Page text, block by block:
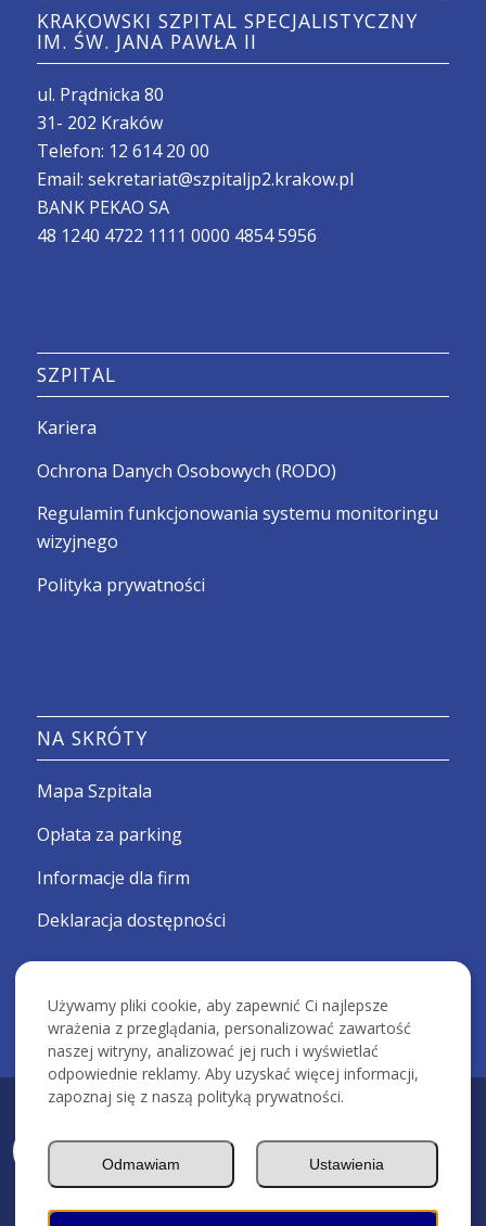
KRAKOWSKI SZPITAL SPECJALISTYCZNY
IM. ŚW. JANA PAWŁA II
ul. Prądnicka 80
31- 202 Kraków
Telefon: 12 614 20 00
Email: sekretariat@szpitaljp2.krakow.pl
BANK PEKAO SA
48 1240 4722 1111 0000 4854 5956
SZPITAL
Kariera
Ochrona Danych Osobowych (RODO)
Regulamin funkcjonowania systemu monitoringu
wizyjnego
Polityka prywatności
NA SKRÓTY
Mapa Szpitala
Opłata za parking
Informacje dla firm
Deklaracja dostępności
KRAKOWSKI SZPITAL SPECJALISTYCZNY IM. ŚW. JANA PAWŁA II -
Devcomm ICT
Używamy pliki cookie, aby zapewnić Ci najlepsze
wrażenia z przeglądania, personalizować zawartość
naszej witryny, analizować jej ruch i wyświetlać
odpowiednie reklamy. Aby uzyskać więcej informacji,
zapoznaj się z naszą polityką prywatności.
Ustawienia
Odmawiam